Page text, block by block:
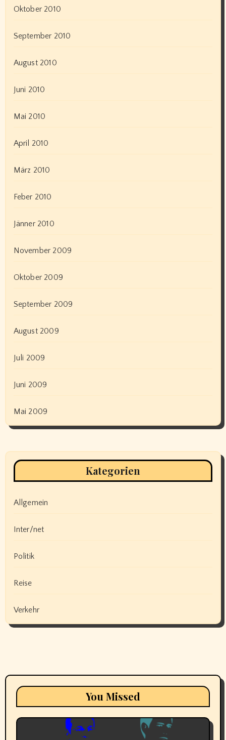
Oktober 2010
September 2010
August 2010
Juni 2010
Mai 2010
April 2010
März 2010
Feber 2010
Jänner 2010
November 2009
Oktober 2009
September 2009
August 2009
Juli 2009
Juni 2009
Mai 2009
Kategorien
Allgemein
Inter/net
Politik
Reise
Verkehr
You Missed